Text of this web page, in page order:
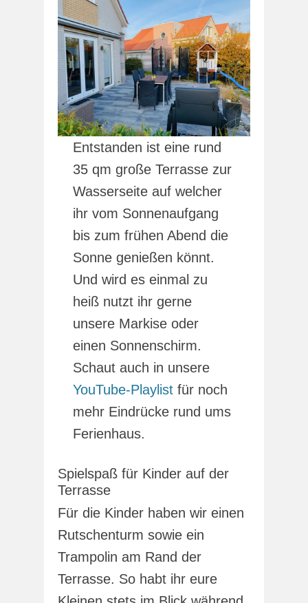
Entstanden ist eine rund
35 qm große Terrasse zur
Wasserseite auf welcher
ihr vom Sonnenaufgang
bis zum frühen Abend die
Sonne genießen könnt.
Und wird es einmal zu
heiß nutzt ihr gerne
unsere Markise oder
einen Sonnenschirm.
Schaut auch in unsere
YouTube-Playlist für noch
mehr Eindrücke rund ums
Ferienhaus.
Spielspaß für Kinder auf der
Terrasse
Für die Kinder haben wir einen
Rutschenturm sowie ein
Trampolin am Rand der
Terrasse. So habt ihr eure